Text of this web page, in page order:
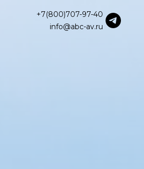
+7(800)707-97-40
info@abc-av.ru